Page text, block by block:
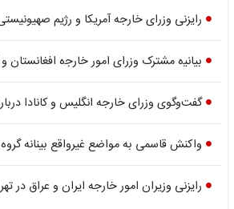
رایزنی وزرای خارجه آمریکا و رژیم
ﺑﯿﺎﻧﯿه ﻣﺸﺘﺮک وزرای اﻣﻮر ﺧﺎرﺟه اﻓﻐﺎﻧﺴﺘﺎن
گفت‌وگوی وزرای خارجه انگلیس و کانادا
واکنش قاسمی به مواضع غیرواقع بینانه
رایزنی وزیران امور خارجه ایران و عراق در